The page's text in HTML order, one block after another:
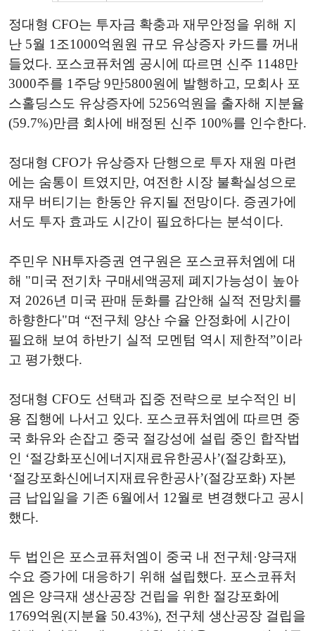
정대형 CFO는 투자금 확충과 재무안정을 위해 지
난 5월 1조1000억원원 규모 유상증자 카드를 꺼내
들었다. 포스코퓨처엠 공시에 따르면 신주 1148만
3000주를 1주당 9만5800원에 발행하고, 모회사 포
스홀딩스도 유상증자에 5256억원을 출자해 지분율
(59.7%)만큼 회사에 배정된 신주 100%를 인수한다.
정대형 CFO가 유상증자 단행으로 투자 재원 마련
에는 숨통이 트였지만, 여전한 시장 불확실성으로
재무 버티기는 한동안 유지될 전망이다. 증권가에
서도 투자 효과도 시간이 필요하다는 분석이다.
주민우 NH투자증권 연구원은 포스코퓨처엠에 대
해 "미국 전기차 구매세액공제 폐지가능성이 높아
져 2026년 미국 판매 둔화를 감안해 실적 전망치를
하향한다"며 “전구체 양산 수율 안정화에 시간이
필요해 보여 하반기 실적 모멘텀 역시 제한적”이라
고 평가했다.
정대형 CFO도 선택과 집중 전략으로 보수적인 비
용 집행에 나서고 있다. 포스코퓨처엠에 따르면 중
국 화유와 손잡고 중국 절강성에 설립 중인 합작법
인 ‘절강화포신에너지재료유한공사’(절강화포),
‘절강포화신에너지재료유한공사’(절강포화) 자본
금 납입일을 기존 6월에서 12월로 변경했다고 공시
했다.
두 법인은 포스코퓨처엠이 중국 내 전구체·양극재
수요 증가에 대응하기 위해 설립했다. 포스코퓨처
엠은 양극재 생산공장 건립을 위한 절강포화에
1769억원(지분율 50.43%), 전구체 생산공장 걸립을